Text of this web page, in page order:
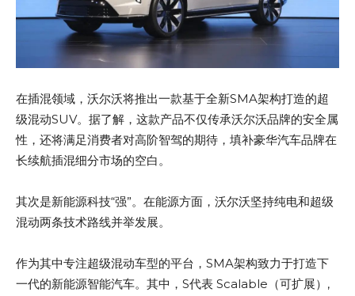
在插混领域，沃尔沃将推出一款基于全新SMA架构打造的超
级混动SUV。据了解，这款产品不仅传承沃尔沃品牌的安全属
性，还将满足消费者对高阶智驾的期待，填补豪华汽车品牌在
长续航插混细分市场的空白。
其次是新能源科技“强”。在能源方面，沃尔沃坚持纯电和超级
混动两条技术路线并举发展。
作为其中专注超级混动车型的平台，SMA架构致力于打造下
一代的新能源智能汽车。其中，S代表 Scalable（可扩展）,